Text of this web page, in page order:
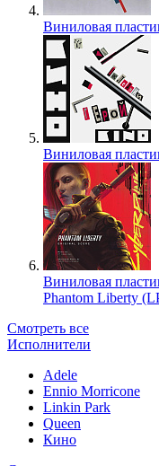
Виниловая
Виниловая
Виниловая
Phantom Liberty
Смотреть все
Исполнители
Adele
Ennio Morricone
Linkin Park
Queen
Кино